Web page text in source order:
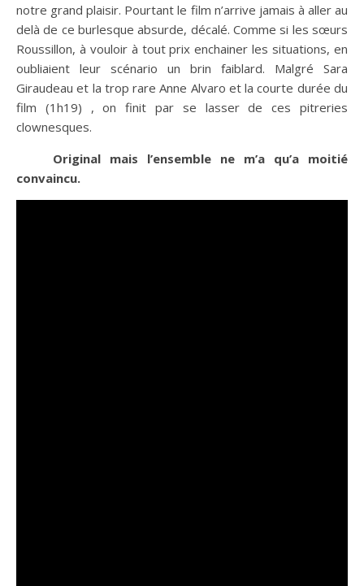
notre grand plaisir. Pourtant le film n’arrive jamais à aller au
delà de ce burlesque absurde, décalé. Comme si les sœurs
Roussillon, à vouloir à tout prix enchainer les situations, en
oubliaient leur scénario un brin faiblard. Malgré Sara
Giraudeau et la trop rare Anne Alvaro et la courte durée du
film (1h19) , on finit par se lasser de ces pitreries
clownesques.
Original mais l’ensemble ne m’a qu’a moitié
convaincu.